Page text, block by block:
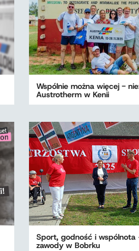
Wspólnie można więcej -
Austrotherm w Kenii
Sport, godność i wspólnota
zawody w Bobrku